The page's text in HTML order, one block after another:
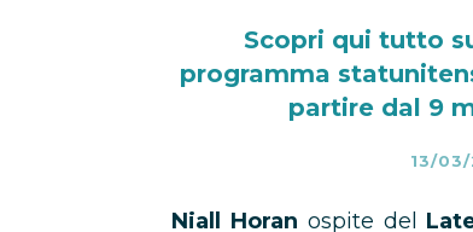
Scopri qui tutto
programma
partire dal 9
13/
Niall Horan ospite del